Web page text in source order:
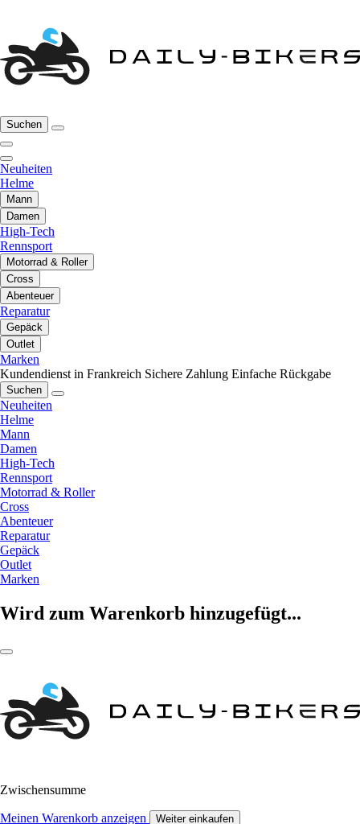
Suchen
Neuheiten
Helme
Mann
Damen
High-Tech
Rennsport
Motorrad & Roller
Cross
Abenteuer
Reparatur
Gepäck
Outlet
Marken
Kundendienst in Frankreich Sichere Zahlung Einfache Rückgabe
Suchen
Neuheiten
Helme
Mann
Damen
High-Tech
Rennsport
Motorrad & Roller
Cross
Abenteuer
Reparatur
Gepäck
Outlet
Marken
Wird zum Warenkorb hinzugefügt...
Zwischensumme
Meinen Warenkorb anzeigen Weiter einkaufen